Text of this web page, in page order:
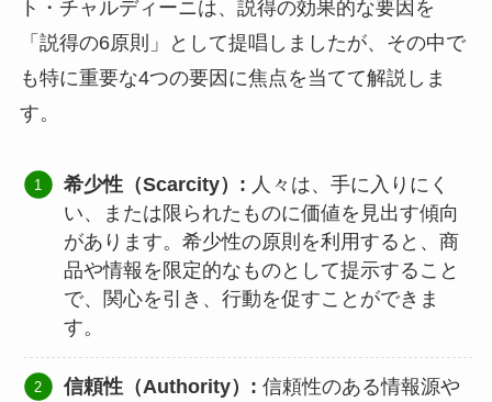
ト・チャルディーニは、説得の効果的な要因を
「説得の6原則」として提唱しましたが、その中で
も特に重要な4つの要因に焦点を当てて解説しま
す。
希少性（Scarcity）: 人々は、手に入りにく
い、または限られたものに価値を見出す傾向
があります。希少性の原則を利用すると、商
品や情報を限定的なものとして提示すること
で、関心を引き、行動を促すことができま
す。
信頼性（Authority）: 信頼性のある情報源や